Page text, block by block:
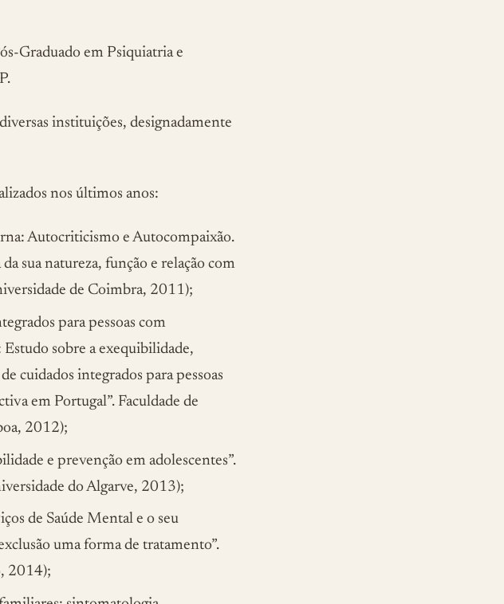
Graduado em Psiquiatria e
instituições, designadamente
nos últimos anos:
Autocriticismo e Autocompaixão.
sua natureza, função e relação com
de Coimbra, 2011);
para pessoas com
sobre a exequibilidade,
cuidados integrados para pessoas
em Portugal”. Faculdade de
2012);
e prevenção em adolescentes”.
do Algarve, 2013);
de Saúde Mental e o seu
uma forma de tratamento”.
2014);